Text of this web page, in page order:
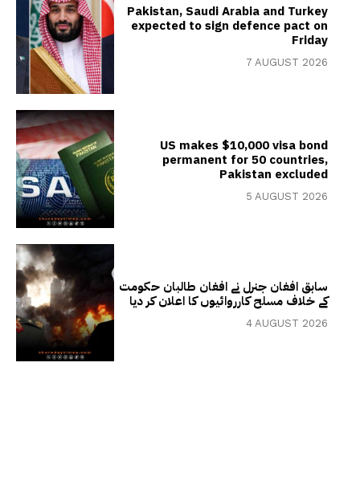
Pakistan, Saudi Arabia and Turkey
expected to sign defence pact on
Friday
7 AUGUST 2026
US makes $10,000 visa bond
permanent for 50 countries,
Pakistan excluded
5 AUGUST 2026
سابق افغان جنرل نے افغان طالبان حکومت
کے خلاف مسلح کارروائیوں کا اعلان کر دیا
4 AUGUST 2026